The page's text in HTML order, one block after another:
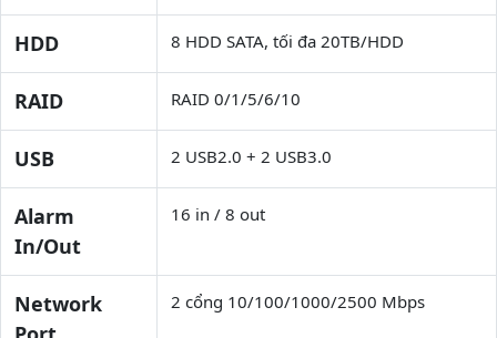
HDD 8 HDD SATA, tối đa 20TB/HDD
RAID RAID 0/1/5/6/10
USB 2 USB2.0 + 2 USB3.0
Alarm
In/Out
16 in / 8 out
Network
2 cổng 10/100/1000/2500 Mbps